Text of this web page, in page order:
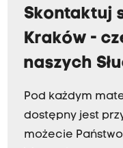
Skontaktuj
Kraków -
naszych
Pod każdym
dostępny jest
możecie